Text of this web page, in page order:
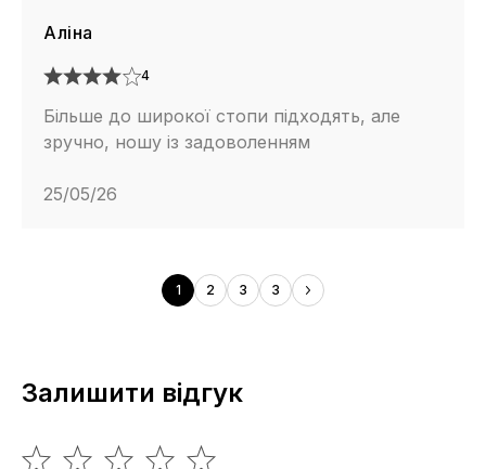
Аліна
4
Більше до широкої стопи підходять, але
зручно, ношу із задоволенням
25/05/26
1 2 3 3
Залишити відгук